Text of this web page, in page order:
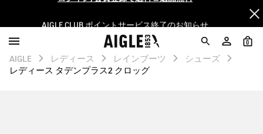
【最大50%OFF】FINAL SALEがスタート！
ログイン/会員登録で送料＆返品無料
0
AIGLE レディース レインブーツ
シューズ
レディース タデンプラス2 クロッグ